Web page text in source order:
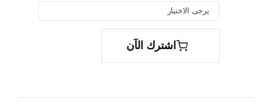

اشترك الآن